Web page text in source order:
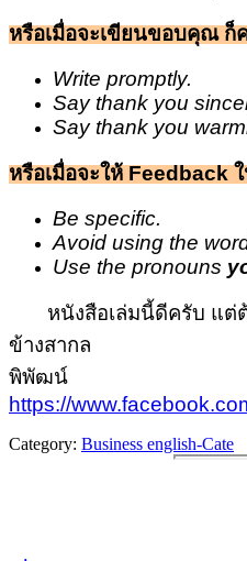
หรือเมื่อจะเขียนขอบคุณ ก็
Write promptly.
Say thank you
Say thank you
หรือเมื่อจะให้ Feedback
Be specific.
Avoid using the
Use the pronouns
หนังสือเล่มนี้ดีครับ แต่ต้อ
ข้างสากล
พิพัฒน์
https://
Category: Business english-Cate